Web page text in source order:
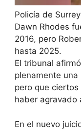
Policía de Surrey
Dawn Rhodes
2016, pero
hasta 2025.
El tribunal
plenamente una
pero que
haber agravado
En el nuevo